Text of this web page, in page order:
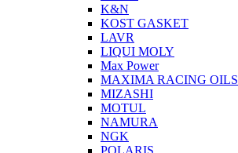
K&N
KOST GASKET
LAVR
LIQUI MOLY
Max Power
MAXIMA RACING OILS
MIZASHI
MOTUL
NAMURA
NGK
POLARIS